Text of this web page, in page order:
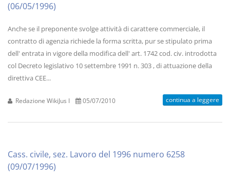
(06/05/1996)
Anche se il preponente svolge attività di carattere commerciale, il
contratto di agenzia richiede la forma scritta, pur se stipulato prima
dell' entrata in vigore della modifica dell' art. 1742 cod. civ. introdotta
col Decreto legislativo 10 settembre 1991 n. 303 , di attuazione della
direttiva CEE...
Redazione WikiJus I 05/07/2010 continua a leggere
Cass. civile, sez. Lavoro del 1996 numero 6258
(09/07/1996)